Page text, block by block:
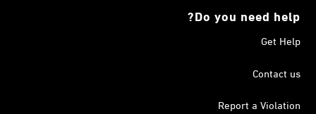
Do you need help?
Get Help
Contact us
Report a Violation